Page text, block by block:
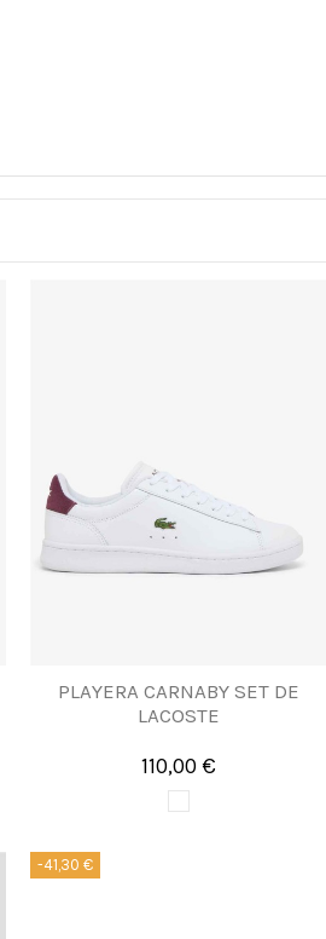
PLAYERA CARNABY SET DE
LACOSTE
110,00 €
-41,30 €